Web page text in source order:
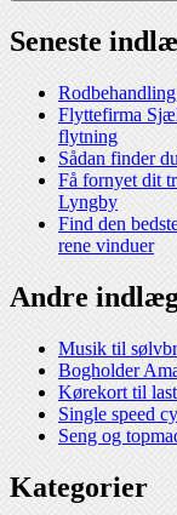
Seneste
Flyttefirma
flytning
Sådan finder
Få fornyet dit
Lyngby
Find den
rene vinduer
Andre
Musik til
Bogholder
Kørekort til
Single speed
Seng og
Kategorier